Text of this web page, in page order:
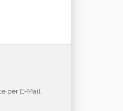
per E-Mail,